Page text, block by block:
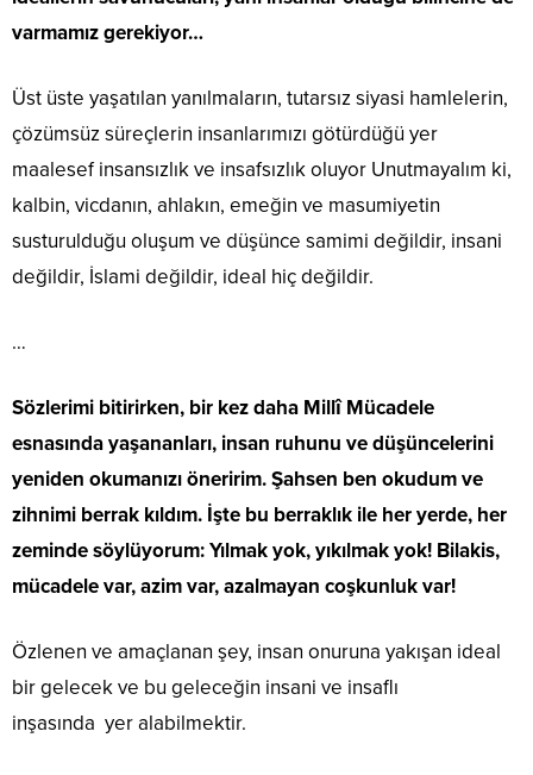
varmamız gerekiyor…
Üst üste yaşatılan yanılmaların, tutarsız siyasi hamlelerin,
çözümsüz süreçlerin insanlarımızı götürdüğü yer
maalesef insansızlık ve insafsızlık oluyor Unutmayalım ki,
kalbin, vicdanın, ahlakın, emeğin ve masumiyetin
susturulduğu oluşum ve düşünce samimi değildir, insani
değildir, İslami değildir, ideal hiç değildir.
…
Sözlerimi bitirirken, bir kez daha Millî Mücadele
esnasında yaşananları, insan ruhunu ve düşüncelerini
yeniden okumanızı öneririm. Şahsen ben okudum ve
zihnimi berrak kıldım. İşte bu berraklık ile her yerde, her
zeminde söylüyorum: Yılmak yok, yıkılmak yok! Bilakis,
mücadele var, azim var, azalmayan coşkunluk var!
Özlenen ve amaçlanan şey, insan onuruna yakışan ideal
bir gelecek ve bu geleceğin insani ve insaflı
inşasında yer alabilmektir.